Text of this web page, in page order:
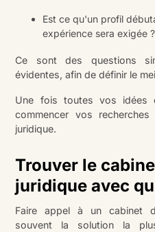
Est ce qu'un profil
expérience sera exigée ?
Ce sont des questions
évidentes, afin de définir le
Une fois toutes vos idées
commencer vos
juridique.
Trouver le
juridique avec
Faire appel à un cabinet
souvent la solution la